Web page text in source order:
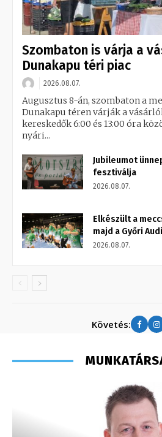
Szombaton is várja a
Dunakapu téri piac
2026.08.07.
Augusztus 8-án, szombaton a
Dunakapu téren várják a
kereskedők 6:00 és 13:00 óra
nyári...
Jubileumot
fesztiválja
2026.08.07.
Elkészült a
majd a Győri
2026.08.07.
Követés: